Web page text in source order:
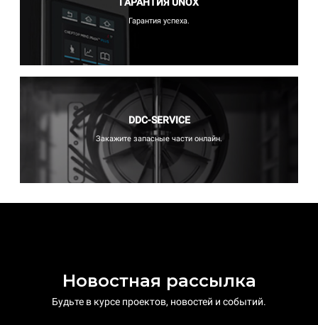
Гарантия успеха.
DDC-SERVICE
Закажите запасные части онлайн.
Новостная рассылка
Будьте в курсе проектов, новостей и событий.